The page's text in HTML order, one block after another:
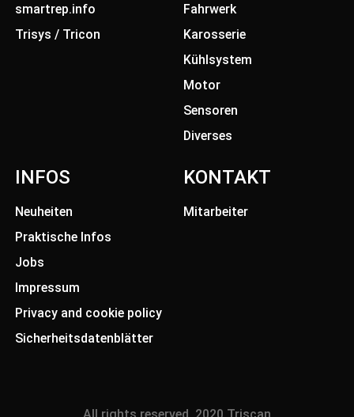
smartrep.info
Trisys / Tricon
Fahrwerk
Karosserie
Kühlsystem
Motor
Sensoren
Diverses
INFOS
Neuheiten
Praktische Infos
Jobs
Impressum
Privacy and cookie policy
Sicherheitsdatenblätter
KONTAKT
Mitarbeiter
All rights reserved. 2020 Triscan